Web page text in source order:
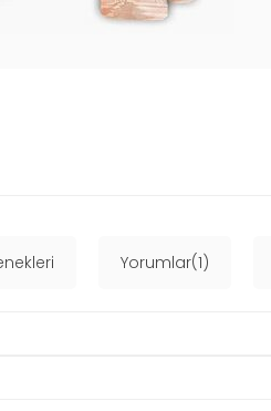
Yorumlar(1)